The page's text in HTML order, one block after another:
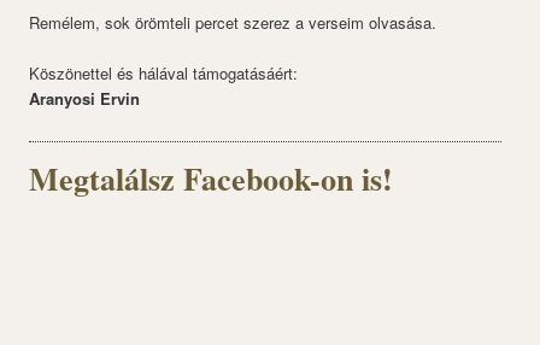
Remélem, sok örömteli percet szerez a verseim olvasása.
Köszönettel és hálával támogatásáért:
Aranyosi Ervin
Megtalálsz Facebook-on is!